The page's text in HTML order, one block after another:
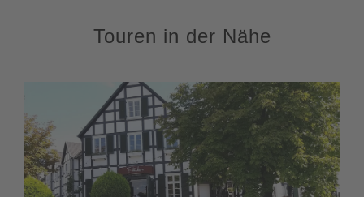
Touren in der Nähe